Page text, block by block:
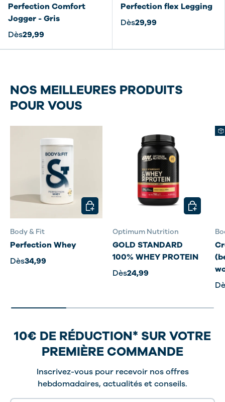
Perfection Comfort
Jogger - Gris
Dès29,99
Perfection flex Legging
Dès29,99
NOS MEILLEURES PRODUITS
POUR VOUS
Body & Fit
Perfection Whey
Dès34,99
CHOISIR LES OPTIONS
Optimum Nutrition
GOLD STANDARD
100% WHEY PROTEIN
Dès24,99
CHOISIR
10€ DE RÉDUCTION* SUR VOTRE
PREMIÈRE COMMANDE
Inscrivez-vous pour recevoir nos offres
hebdomadaires, actualités et conseils.